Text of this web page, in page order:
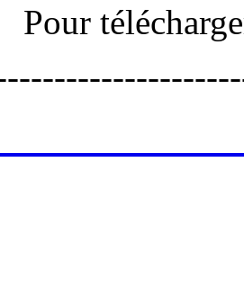
Pour